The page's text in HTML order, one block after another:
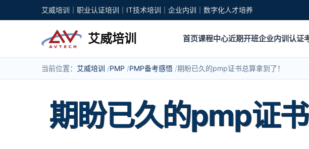
艾威培训｜职业认证培训｜IT技术培训｜企业内训｜数字化人才培养
艾威培训 首页课程中心近期开班企业内训认证
当前位置： 艾威培训 PMP PMP备考感悟 期盼已久的pmp证书总算拿到了！
期盼已久的pmp证书